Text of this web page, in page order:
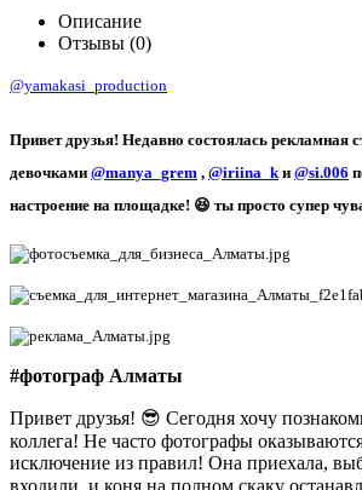
Описание
Отзывы (0)
@yamakasi_production
Привет друзья! Недавно состоялась рекламная
девочками @manya_grem , @iriina_k и @si.006
настроение на площадке! 😆 ты просто супер
#фотограф Алматы
Привет друзья! 😎 Сегодня хочу
коллега! Не часто фотографы
исключение из правил! Она приехала,
входили, и коня на полном скаку